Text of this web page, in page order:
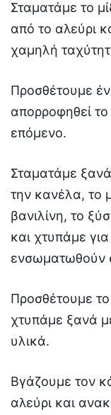
Σταματάμε το
από το αλεύρι
χαμηλή
Προσθέτουμε
απορροφηθεί
επόμενο.
Σταματάμε
την κανέλα, το
βανιλίνη, το
και χτυπάμε
ενσωματωθούν
Προσθέτουμε το
χτυπάμε ξανά
υλικά.
Βγάζουμε τον
αλεύρι και